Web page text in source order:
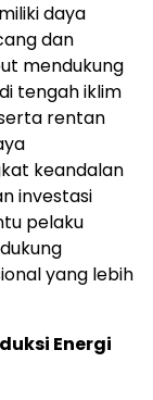
daya
dan
mendukung
tengah iklim
rentan
keandalan
investasi
pelaku
yang lebih
Energi